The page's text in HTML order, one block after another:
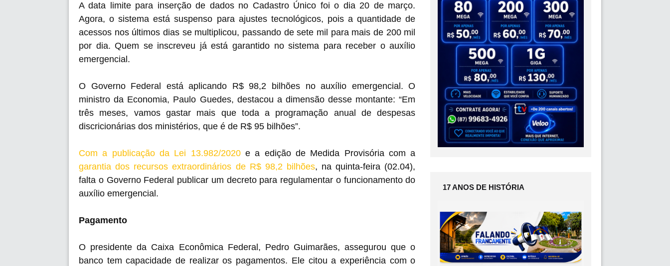
A data limite para inserção de dados no Cadastro Único foi o dia 20 de março.
Agora, o sistema está suspenso para ajustes tecnológicos, pois a quantidade de
acessos nos últimos dias se multiplicou, passando de sete mil para mais de 200 mil
por dia. Quem se inscreveu já está garantido no sistema para receber o auxílio
emergencial.
O Governo Federal está aplicando R$ 98,2 bilhões no auxílio emergencial. O
ministro da Economia, Paulo Guedes, destacou a dimensão desse montante: “Em
três meses, vamos gastar mais que toda a programação anual de despesas
discricionárias dos ministérios, que é de R$ 95 bilhões”.
Com a publicação da Lei 13.982/2020e a edição de Medida Provisória com a
garantia dos recursos extraordinários de R$ 98,2 bilhões, na quinta-feira (02.04),
falta o Governo Federal publicar um decreto para regulamentar o funcionamento do
auxílio emergencial.
Pagamento
O presidente da Caixa Econômica Federal, Pedro Guimarães, assegurou que o
banco tem capacidade de realizar os pagamentos. Ele citou a experiência com o
17 ANOS DE HISTÓRIA